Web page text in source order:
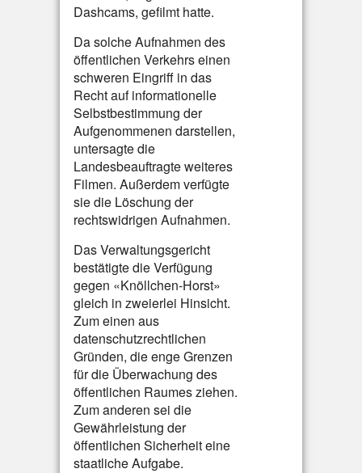
Dashcams, gefilmt hatte.
Da solche Aufnahmen des
öffentlichen Verkehrs einen
schweren Eingriff in das
Recht auf informationelle
Selbstbestimmung der
Aufgenommenen darstellen,
untersagte die
Landesbeauftragte weiteres
Filmen. Außerdem verfügte
sie die Löschung der
rechtswidrigen Aufnahmen.
Das Verwaltungsgericht
bestätigte die Verfügung
gegen «Knöllchen-Horst»
gleich in zweierlei Hinsicht.
Zum einen aus
datenschutzrechtlichen
Gründen, die enge Grenzen
für die Überwachung des
öffentlichen Raumes ziehen.
Zum anderen sei die
Gewährleistung der
öffentlichen Sicherheit eine
staatliche Aufgabe.